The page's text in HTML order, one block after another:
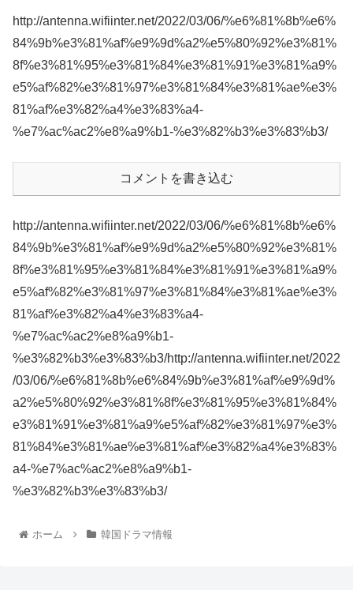
http://antenna.wifiinter.net/2022/03/06/%e6%81%8b%e6%
84%9b%e3%81%af%e9%9d%a2%e5%80%92%e3%81%
8f%e3%81%95%e3%81%84%e3%81%91%e3%81%a9%
e5%af%82%e3%81%97%e3%81%84%e3%81%ae%e3%
81%af%e3%82%a4%e3%83%a4-
%e7%ac%ac2%e8%a9%b1-%e3%82%b3%e3%83%b3/
コメントを書き込む
http://antenna.wifiinter.net/2022/03/06/%e6%81%8b%e6%
84%9b%e3%81%af%e9%9d%a2%e5%80%92%e3%81%
8f%e3%81%95%e3%81%84%e3%81%91%e3%81%a9%
e5%af%82%e3%81%97%e3%81%84%e3%81%ae%e3%
81%af%e3%82%a4%e3%83%a4-
%e7%ac%ac2%e8%a9%b1-
%e3%82%b3%e3%83%b3/http://antenna.wifiinter.net/2022
/03/06/%e6%81%8b%e6%84%9b%e3%81%af%e9%9d%
a2%e5%80%92%e3%81%8f%e3%81%95%e3%81%84%
e3%81%91%e3%81%a9%e5%af%82%e3%81%97%e3%
81%84%e3%81%ae%e3%81%af%e3%82%a4%e3%83%
a4-%e7%ac%ac2%e8%a9%b1-
%e3%82%b3%e3%83%b3/
ホーム 韓国ドラマ情報